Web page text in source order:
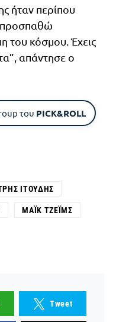
ήταν περίπου
προσπαθώ
του κόσμου. Έχεις
απάντησε ο
του PICK&ROLL
ΙΤΟΎΔΗΣ
ΜΆΙΚ ΤΖΈΙΜΣ
Tweet